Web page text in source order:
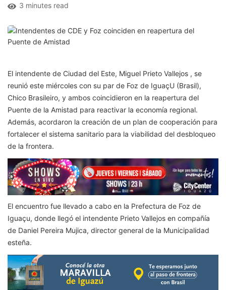
3 minutes read
El intendente de Ciudad del Este, Miguel Prieto Vallejos , se
reunió este miércoles con su par de Foz de IguaçU (Brasil),
Chico Brasileiro, y ambos coincidieron en la reapertura del
Puente de la Amistad para reactivar la economía regional.
Además, acordaron la creación de un plan de cooperación para
fortalecer el sistema sanitario para la viabilidad del desbloqueo
de la frontera.
El encuentro fue llevado a cabo en la Prefectura de Foz de
Iguaçu, donde llegó el intendente Prieto Vallejos en compañía
de Daniel Pereira Mujica, director general de la Municipalidad
esteña.